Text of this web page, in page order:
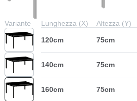
Variante Lunghezza (X) Altezza (Y)
120cm 75cm
140cm 75cm
160cm 75cm